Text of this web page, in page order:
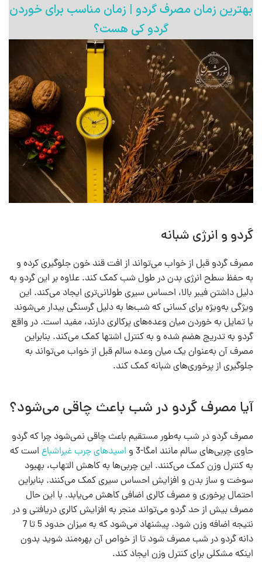
بهترین زمان مصرف گردو | زمان مناسب برای خوردن
گردو کی هست؟
گردو و انرژی شبانه
مصرف گردو قبل از خواب می‌تواند از افت قند خون جلوگیری کرده و
به حفظ سطح انرژی بدن در طول شب کمک کند. علاوه بر این گردو به
دلیل داشتن فیبر بالا، احساس سیری طولانی‌تری ایجاد می‌کند. این
ویژگی به‌ویژه برای کسانی که شب‌ها به دلیل گرسنگی بیدار می‌شوند
یا تمایل به خوردن میان وعده‌های پرکالری دارند، مفید است. در واقع
گردو به تدریج هضم شده و به کنترل اشتها کمک می‌کند. بنابراین
مصرف آن به‌عنوان یک میان وعده سالم قبل از خواب می‌تواند به
جلوگیری از پرخوری‌های شبانه کمک کند.
آیا مصرف گردو در شب باعث چاقی می‌شود؟
مصرف گردو در شب به‌طور مستقیم باعث چاقی نمی‌شود چرا که گردو
حاوی چربی‌های سالم مانند امگا-3 و
اسیدهای چرب غیراشباع است که
به کنترل وزن کمک می‌کنند. این چربی‌ها به کاهش التهاب، بهبود
سوخت و ساز بدن و افزایش احساس سیری کمک می‌کنند. بنابراین
احتمال پرخوری و مصرف کالری اضافی کاهش می‌یابد. با این حال
مصرف بیش از حد گردو می‌تواند منجر به افزایش کالری دریافتی و در
نتیجه اضافه وزن شود. پیشنهاد می‌شود که به میزان حدود 5 تا 7
دانه گردو در شب مصرف شود تا از خواص آن بهره‌مند شوید بدون
اینکه مشکلی برای کنترل وزن ایجاد کند.